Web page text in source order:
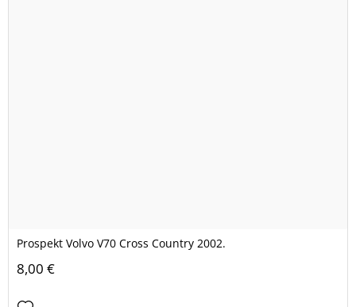
Prospekt Volvo V70 Cross Country 2002.
8,00 €